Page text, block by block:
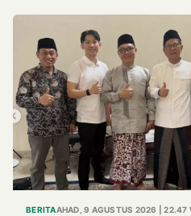
BERITAAHAD, 9 AGUSTUS 2026 | 22.47